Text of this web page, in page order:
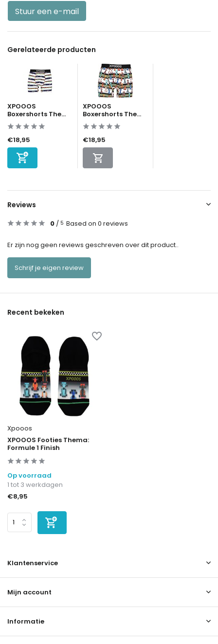
Stuur een e-mail
Gerelateerde producten
XPOOOS
Boxershorts The...
€18,95
XPOOOS
Boxershorts The...
€18,95
Reviews
0 / 5 Based on 0 reviews
Er zijn nog geen reviews geschreven over dit product..
Schrijf je eigen review
Recent bekeken
Xpooos
XPOOOS Footies Thema:
Formule 1 Finish
Op voorraad
1 tot 3 werkdagen
€8,95
Klantenservice
Mijn account
Informatie